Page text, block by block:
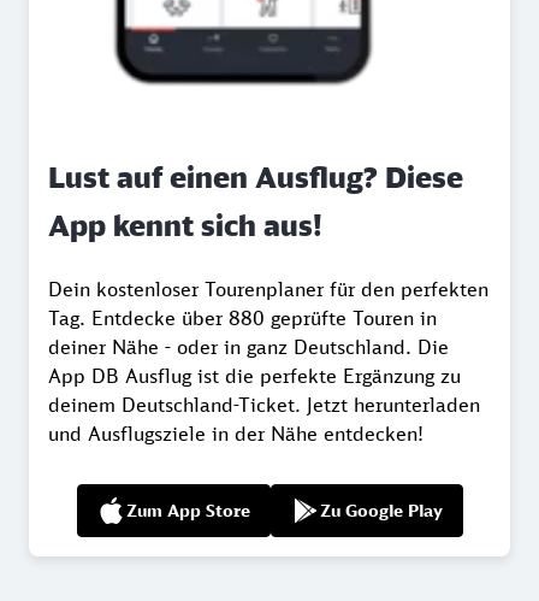
Lust auf einen Ausflug? Diese
App kennt sich aus!
Dein kostenloser Tourenplaner für den perfekten
Tag. Entdecke über 880 geprüfte Touren in
deiner Nähe - oder in ganz Deutschland. Die
App DB Ausflug ist die perfekte Ergänzung zu
deinem Deutschland-Ticket. Jetzt herunterladen
und Ausflugsziele in der Nähe entdecken!
Zum App Store Zu Google Play